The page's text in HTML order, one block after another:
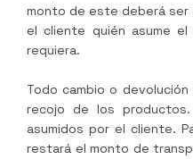
monto de este deberá ser
el cliente quién asume
requiera.
Todo cambio o
recojo de los
asumidos por el cliente.
restará el monto de